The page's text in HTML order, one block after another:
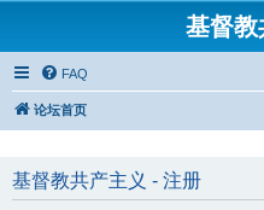
基督教
FAQ
论坛首页
基督教共产主义 - 注册